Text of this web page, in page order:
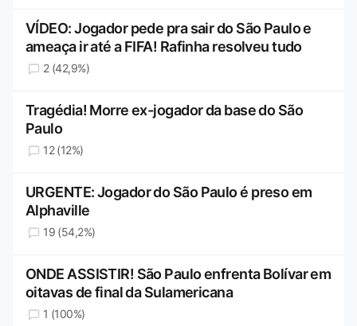
VÍDEO: Jogador pede pra sair do São Paulo e
ameaça ir até a FIFA! Rafinha resolveu tudo
2 (42,9%)
Tragédia! Morre ex-jogador da base do São
Paulo
12 (12%)
URGENTE: Jogador do São Paulo é preso em
Alphaville
19 (54,2%)
ONDE ASSISTIR! São Paulo enfrenta Bolívar em
oitavas de final da Sulamericana
1 (100%)